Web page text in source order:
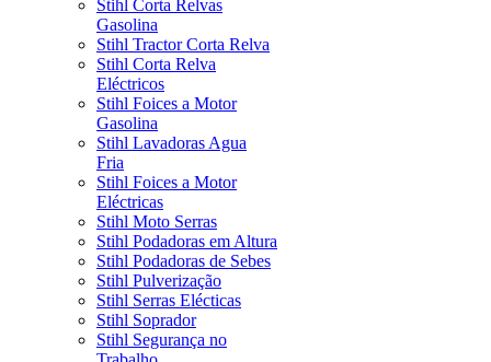
Stihl Corta Relvas
Gasolina
Stihl Tractor Corta Relva
Stihl Corta Relva
Eléctricos
Stihl Foices a Motor
Gasolina
Stihl Lavadoras Agua
Fria
Stihl Foices a Motor
Eléctricas
Stihl Moto Serras
Stihl Podadoras em Altura
Stihl Podadoras de Sebes
Stihl Pulverização
Stihl Serras Elécticas
Stihl Soprador
Stihl Segurança no